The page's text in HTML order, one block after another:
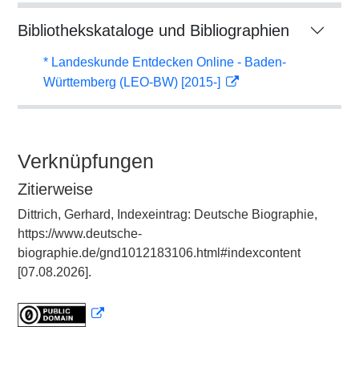
Bibliothekskataloge und Bibliographien
* Landeskunde Entdecken Online - Baden-
Württemberg (LEO-BW) [2015-]
Verknüpfungen
Zitierweise
Dittrich, Gerhard, Indexeintrag: Deutsche Biographie,
https://www.deutsche-
biographie.de/gnd1012183106.html#indexcontent
[07.08.2026].